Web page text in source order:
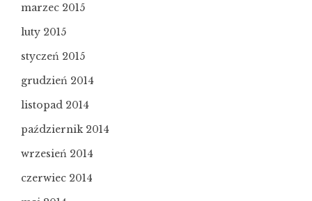
marzec 2015
luty 2015
styczeń 2015
grudzień 2014
listopad 2014
październik 2014
wrzesień 2014
czerwiec 2014